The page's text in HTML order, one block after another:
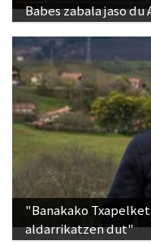
Babes zabala jaso du
"Banakako
aldarrikatzen dut"